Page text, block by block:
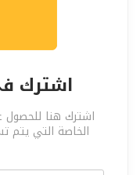
اشترك
اشترك هنا للحصول
الخاصة التي يتم